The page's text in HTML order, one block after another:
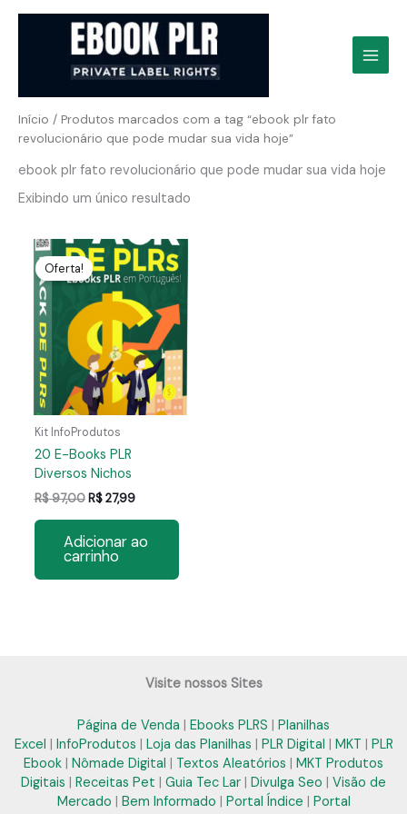
Início / Produtos marcados com a tag “ebook plr fato
revolucionário que pode mudar sua vida hoje”
ebook plr fato revolucionário que pode mudar sua vida hoje
Exibindo um único resultado
Oferta!
Kit InfoProdutos
20 E-Books PLR
Diversos Nichos
R$97,00 O
era:
R$ 97,00.
R$27,99O
é:
Adicionar ao
carrinho
Visite nossos Sites
Página de Venda | Ebooks PLRS | Planilhas
Excel | InfoProdutos | Loja das Planilhas | PLR Digital | MKT | PLR
Ebook | Nômade Digital | Textos Aleatórios | MKT Produtos
Digitais | Receitas Pet | Guia Tec Lar | Divulga Seo | Visão de
Mercado | Bem Informado | Portal Índice | Portal